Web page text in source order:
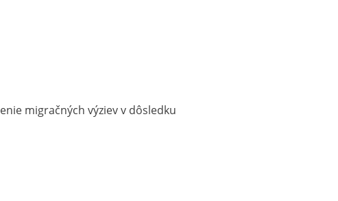
migračných výziev v dôsledku